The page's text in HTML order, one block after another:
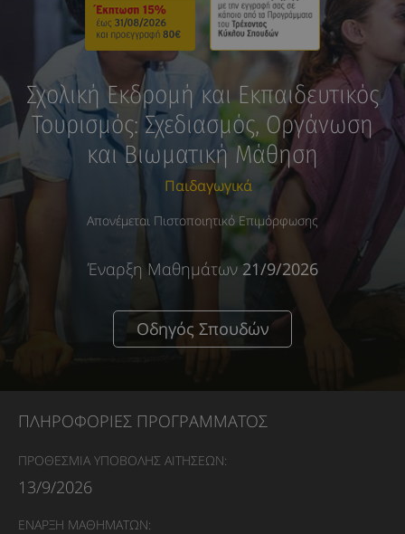
Σχολική Εκδρομή και Εκπαιδευτικός
Τουρισμός: Σχεδιασμός, Οργάνωση
και Βιωματική Μάθηση
Παιδαγωγικά
Απονέμεται Πιστοποιητικό Επιμόρφωσης
Έναρξη Μαθημάτων 21/9/2026
Οδηγός Σπουδών
ΠΛΗΡΟΦΟΡΙΕΣ ΠΡΟΓΡΑΜΜΑΤΟΣ
ΠΡΟΘΕΣΜΙΑ ΥΠΟΒΟΛΗΣ ΑΙΤΗΣΕΩΝ:
13/9/2026
ΕΝΑΡΞΗ ΜΑΘΗΜΑΤΩΝ: